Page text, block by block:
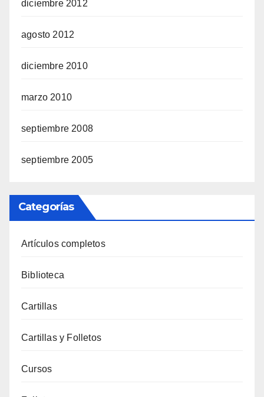
diciembre 2012
agosto 2012
diciembre 2010
marzo 2010
septiembre 2008
septiembre 2005
Categorías
Artículos completos
Biblioteca
Cartillas
Cartillas y Folletos
Cursos